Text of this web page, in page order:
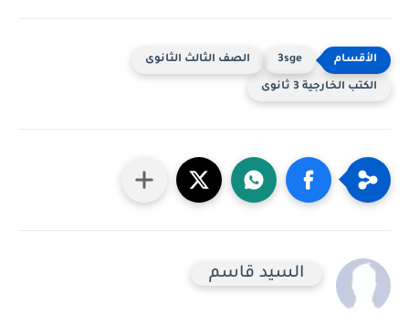
3sge الصف الثالث الثانوى
الكتب الخارجية 3 ثانوى
السيد قاسم